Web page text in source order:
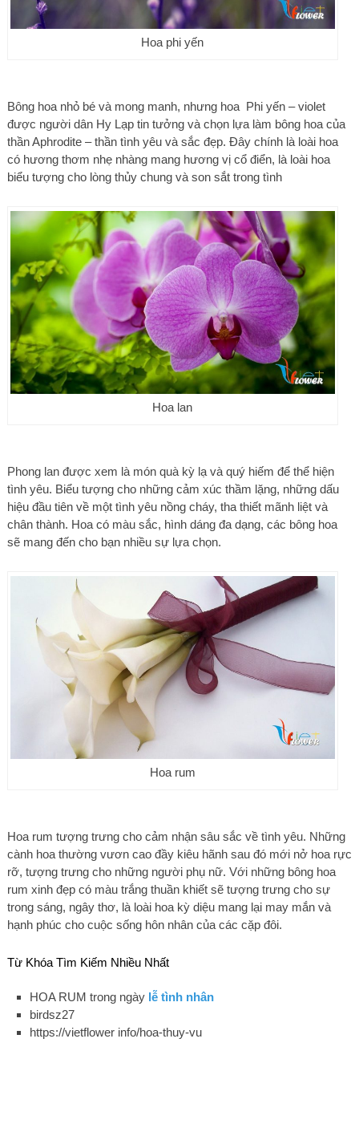
Hoa phi yến
Bông hoa nhỏ bé và mong manh, nhưng hoa Phi yến – violet
được người dân Hy Lạp tin tưởng và chọn lựa làm bông hoa của
thần Aphrodite – thần tình yêu và sắc đẹp. Đây chính là loài hoa
có hương thơm nhẹ nhàng mang hương vị cổ điển, là loài hoa
biểu tượng cho lòng thủy chung và son sắt trong tình
Hoa lan
Phong lan được xem là món quà kỳ lạ và quý hiếm để thể hiện
tình yêu. Biểu tượng cho những cảm xúc thầm lặng, những dấu
hiệu đầu tiên về một tình yêu nồng cháy, tha thiết mãnh liệt và
chân thành. Hoa có màu sắc, hình dáng đa dạng, các bông hoa
sẽ mang đến cho bạn nhiều sự lựa chọn.
Hoa rum
Hoa rum tượng trưng cho cảm nhận sâu sắc về tình yêu. Những
cành hoa thường vươn cao đầy kiêu hãnh sau đó mới nở hoa rực
rỡ, tượng trưng cho những người phụ nữ. Với những bông hoa
rum xinh đẹp có màu trắng thuần khiết sẽ tượng trưng cho sự
trong sáng, ngây thơ, là loài hoa kỳ diệu mang lại may mắn và
hạnh phúc cho cuộc sống hôn nhân của các cặp đôi.
Từ Khóa Tìm Kiếm Nhiều Nhất
HOA RUM trong ngày lễ tình nhân
birdsz27
https://vietflower info/hoa-thuy-vu